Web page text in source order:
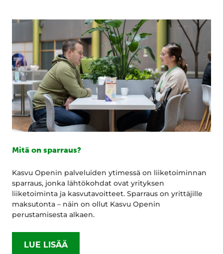
Mitä on sparraus?
Kasvu Openin palveluiden ytimessä on liiketoiminnan
sparraus, jonka lähtökohdat ovat yrityksen
liiketoiminta ja kasvutavoitteet. Sparraus on yrittäjille
maksutonta – näin on ollut Kasvu Openin
perustamisesta alkaen.
LUE LISÄÄ